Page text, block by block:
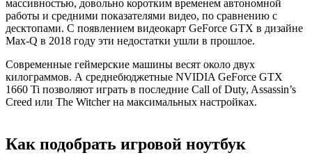
массивностью, довольно коротким временем автономной
работы и средними показателями видео, по сравнению с
десктопами. С появлением видеокарт GeForce GTX в дизайне
Max-Q в 2018 году эти недостатки ушли в прошлое.
Современные геймерские машины весят около двух
килограммов. А среднебюджетные NVIDIA GeForce GTX
1660 Ti позволяют играть в последние Call of Duty, Assassin’s
Creed или The Witcher на максимальных настройках.
Как подобрать игровой ноутбук